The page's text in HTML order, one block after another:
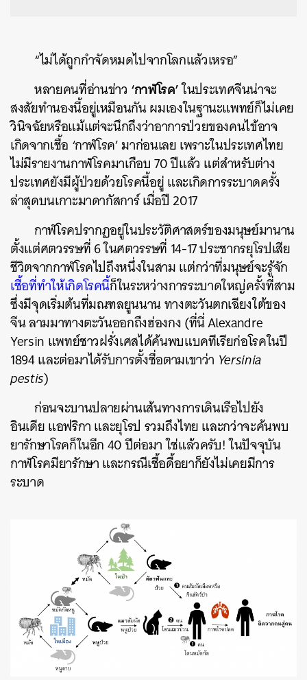
“ไม่ได้ถูกกำจัดหมดไปจากโลกแล้วเหรอ”
หลายคนที่อ่านข่าว ‘กาฬโรค’ในประเทศจีนน่าจะ
สงสัยทำนองนี้อยู่เหมือนกัน ผมเองในฐานะแพทย์ก็ไม่เคย
วินิจฉัยหรือแม้แต่จะนึกถึงว่าอาการป่วยของคนไข้อาจ
เกิดจากเชื้อ ‘กาฬโรค’ มาก่อนเลย เพราะในประเทศไทย
ไม่มีรายงานกาฬโรคมาเกือบ 70 ปีแล้ว แต่สำหรับต่าง
ประเทศยังมีผู้ป่วยด้วยโรคนี้อยู่ และเกิดการระบาดครั้ง
ล่าสุดบนเกาะมาดากัสการ์ เมื่อปี 2017
กาฬโรคปรากฏอยู่ในประวัติศาสตร์ของมนุษย์มานาน
ตั้งแต่ศตวรรษที่ 6 ในศตวรรษที่ 14-17 ประชากรยุโรปเสีย
ชีวิตจากกาฬโรคไปถึงหนึ่งในสาม แต่กว่าที่มนุษย์จะรู้จัก
เชื้อที่ทำให้เกิดโรคนี้ก็ในระหว่างการระบาดใหญ่ครั้งที่สาม
ซึ่งมีจุดเริ่มต้นที่มณฑลยูนนาน ทางตะวันตกเฉียงใต้ของ
จีน ลามมาทางตะวันออกถึงฮ่องกง (ที่นี่ Alexandre
Yersin แพทย์ชาวฝรั่งเศสได้ค้นพบแบคทีเรียก่อโรคในปี
1894 และต่อมาได้รับการตั้งชื่อตามเขาว่า Yersinia
pestis)
ก่อนจะบานปลายผ่านเส้นทางการเดินเรือไปยัง
อินเดีย แอฟริกา และยุโรป รวมถึงไทย และกว่าจะค้นพบ
ยารักษาโรคก็ในอีก 40 ปีต่อมา ใช่แล้วครับ! ในปัจจุบัน
กาฬโรคมียารักษา และกรณีเชื้อดื้อยาก็ยังไม่เคยมีการ
ระบาด